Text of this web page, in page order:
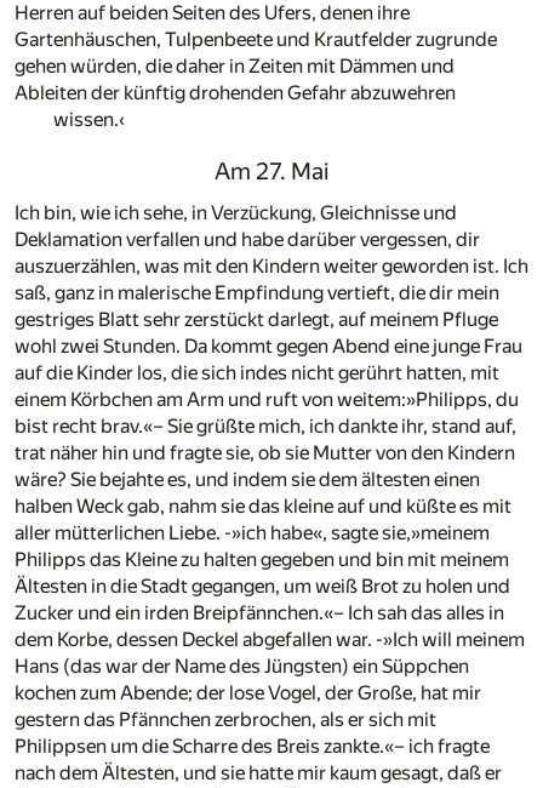
Herren auf beiden Seiten des Ufers, denen ihre
Gartenhäuschen, Tulpenbeete und Krautfelder zugrunde
gehen würden, die daher in Zeiten mit Dämmen und
Ableiten der künftig drohenden Gefahr abzuwehren
wissen.‹
Am 27. Mai
Ich bin, wie ich sehe, in Verzückung, Gleichnisse und
Deklamation verfallen und habe darüber vergessen, dir
auszuerzählen, was mit den Kindern weiter geworden ist. Ich
saß, ganz in malerische Empfindung vertieft, die dir mein
gestriges Blatt sehr zerstückt darlegt, auf meinem Pfluge
wohl zwei Stunden. Da kommt gegen Abend eine junge Frau
auf die Kinder los, die sich indes nicht gerührt hatten, mit
einem Körbchen am Arm und ruft von weitem:»Philipps, du
bist recht brav.«– Sie grüßte mich, ich dankte ihr, stand auf,
trat näher hin und fragte sie, ob sie Mutter von den Kindern
wäre? Sie bejahte es, und indem sie dem ältesten einen
halben Weck gab, nahm sie das kleine auf und küßte es mit
aller mütterlichen Liebe. -»ich habe«, sagte sie,»meinem
Philipps das Kleine zu halten gegeben und bin mit meinem
Ältesten in die Stadt gegangen, um weiß Brot zu holen und
Zucker und ein irden Breipfännchen.«– Ich sah das alles in
dem Korbe, dessen Deckel abgefallen war. -»Ich will meinem
Hans (das war der Name des Jüngsten) ein Süppchen
kochen zum Abende; der lose Vogel, der Große, hat mir
gestern das Pfännchen zerbrochen, als er sich mit
Philippsen um die Scharre des Breis zankte.«– ich fragte
nach dem Ältesten, und sie hatte mir kaum gesagt, daß er